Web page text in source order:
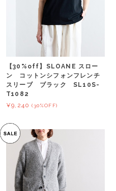
【30%off】SLOANE スロー
ン コットンシフォンフレンチ
スリーブ ブラック SL10S-
T1082
¥9,240 (30%OFF)